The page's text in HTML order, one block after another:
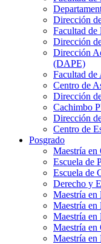
Dirección
Facultad de
Dirección
Dirección
(DAPE)
Facultad
Centro de
Dirección
Cachimbo
Dirección
Centro de
Posgrado
Maestría en
Escuela de
Escuela de
Derecho y
Maestría en
Maestría en
Maestría en
Maestría
Maestría